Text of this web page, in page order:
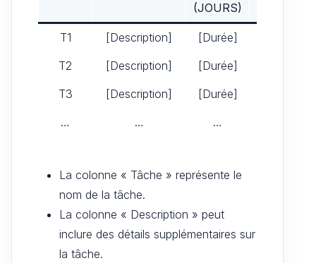
(JOURS)
T1 [Description] [Durée]
T2
[Description] [Durée]
T3
[Description] [Durée]
…
… …
La colonne « Tâche » représente le
nom de la tâche.
La colonne « Description » peut
inclure des détails supplémentaires sur
la tâche.